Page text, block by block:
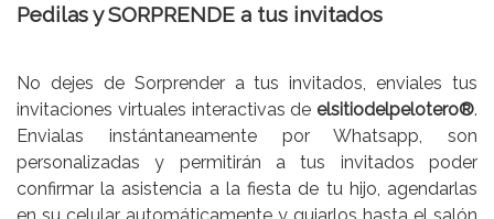
Pedilas ySORPRENDE a tus invitados
No dejes de Sorprender a tus invitados, enviales tus
invitaciones virtuales interactivas de elsitiodelpelotero®.
Envialas instántaneamente por Whatsapp, son
personalizadas y permitirán a tus invitados poder
confirmar la asistencia a la fiesta de tu hijo, agendarlas